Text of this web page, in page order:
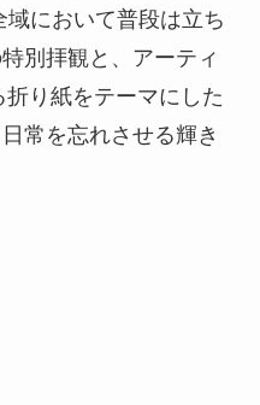
において普段は立ち
別拝観と、アーティ
り紙をテーマにした
常を忘れさせる輝き